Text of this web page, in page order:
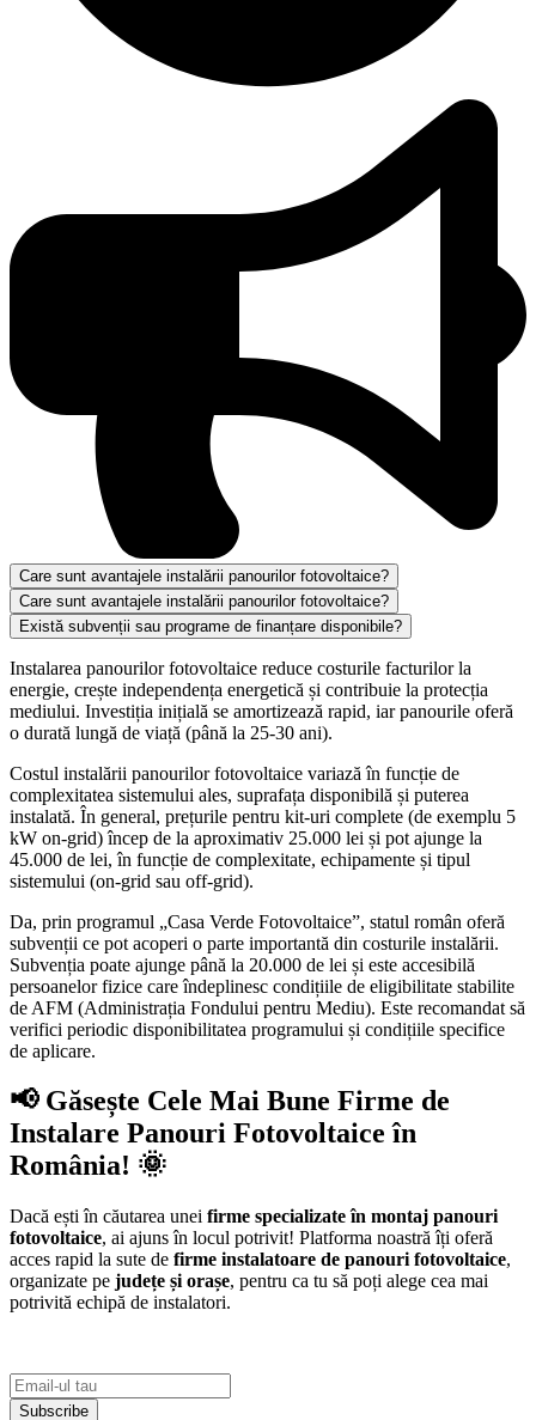
Care sunt avantajele instalării panourilor fotovoltaice?
Care sunt avantajele instalării panourilor fotovoltaice?
Există subvenții sau programe de finanțare disponibile?
Instalarea panourilor fotovoltaice reduce costurile facturilor la
energie, crește independența energetică și contribuie la protecția
mediului. Investiția inițială se amortizează rapid, iar panourile oferă
o durată lungă de viață (până la 25-30 ani).
Costul instalării panourilor fotovoltaice variază în funcție de
complexitatea sistemului ales, suprafața disponibilă și puterea
instalată. În general, prețurile pentru kit-uri complete (de exemplu 5
kW on-grid) încep de la aproximativ 25.000 lei și pot ajunge la
45.000 de lei, în funcție de complexitate, echipamente și tipul
sistemului (on-grid sau off-grid).
Da, prin programul „Casa Verde Fotovoltaice”, statul român oferă
subvenții ce pot acoperi o parte importantă din costurile instalării.
Subvenția poate ajunge până la 20.000 de lei și este accesibilă
persoanelor fizice care îndeplinesc condițiile de eligibilitate stabilite
de AFM (Administrația Fondului pentru Mediu). Este recomandat să
verifici periodic disponibilitatea programului și condițiile specifice
de aplicare.
📢 Găsește Cele Mai Bune Firme de
Instalare Panouri Fotovoltaice în
România! 🌞
Dacă ești în căutarea unei firme specializate în montaj panouri
fotovoltaice, ai ajuns în locul potrivit! Platforma noastră îți oferă
acces rapid la sute de firme instalatoare de panouri fotovoltaice,
organizate pe județe și orașe, pentru ca tu să poți alege cea mai
potrivită echipă de instalatori.
Subscribe